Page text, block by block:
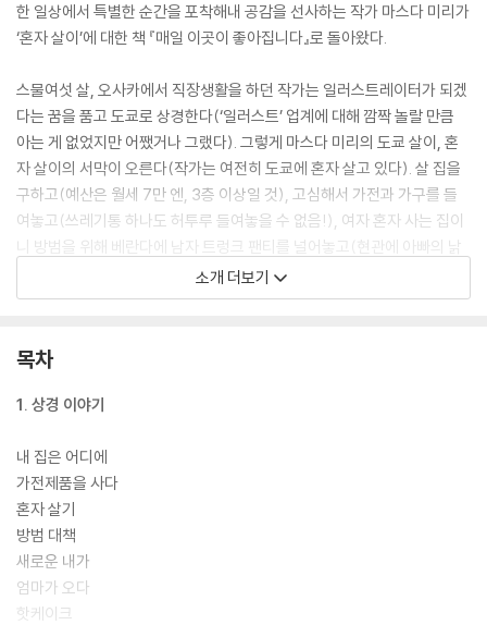
한 일상에서 특별한 순간을 포착해내 공감을 선사하는 작가 마스다 미리가
‘혼자 살이’에 대한 책 『매일 이곳이 좋아집니다』로 돌아왔다.
스물여섯 살, 오사카에서 직장생활을 하던 작가는 일러스트레이터가 되겠
다는 꿈을 품고 도쿄로 상경한다(‘일러스트’ 업계에 대해 깜짝 놀랄 만큼
아는 게 없었지만 어쨌거나 그랬다). 그렇게 마스다 미리의 도쿄 살이, 혼
자 살이의 서막이 오른다(작가는 여전히 도쿄에 혼자 살고 있다). 살 집을
구하고(예산은 월세 7만 엔, 3층 이상일 것), 고심해서 가전과 가구를 들
여놓고(쓰레기통 하나도 허투루 들여놓을 수 없음!), 여자 혼자 사는 집이
니 방범을 위해 베란다에 남자 트렁크 팬티를 널어놓고(현관에 아빠의 낡
은 구두도), 이웃과의 충돌이나 층간소음에 대처하는 등등 오롯이 1인분의
몫을 다 하며 차근차근 행복을 쌓아간다.
이제는 알 만한 사람은 다 아는 유명 작가지만, 상경 초기에는 지나치게 뒹
만 작가는 특유의 긍정적이고 무던한 성격으로 앞으로 펼쳐질 도쿄 생활에
으로 하나하나 색칠해나갈 수 있다는 기대감이 책 곳곳에서 퐁퐁 솟아난
다. 그렇게 아무것도 하지 않는 시절의 한 마디를 지나, 그다음에는 아르바
이트를 하면서 프리랜서 일러스트레이터가 되기 위해 출판사 영업을 한다.
그 모습이 일면 태평해 보이지만 사실은 아주 주도면밀하고 간절하고 그러
면서도 너무나 마스다 미리다워서 웃음이 난다. 그렇게 작가는 착착 자기
만의 호흡과 리듬으로 길을 개척해나간다.
소개 더보기
목차
1. 상경 이야기
내 집은 어디에
가전제품을 사다
혼자 살기
방범 대책
새로운 내가
엄마가 오다
핫케이크